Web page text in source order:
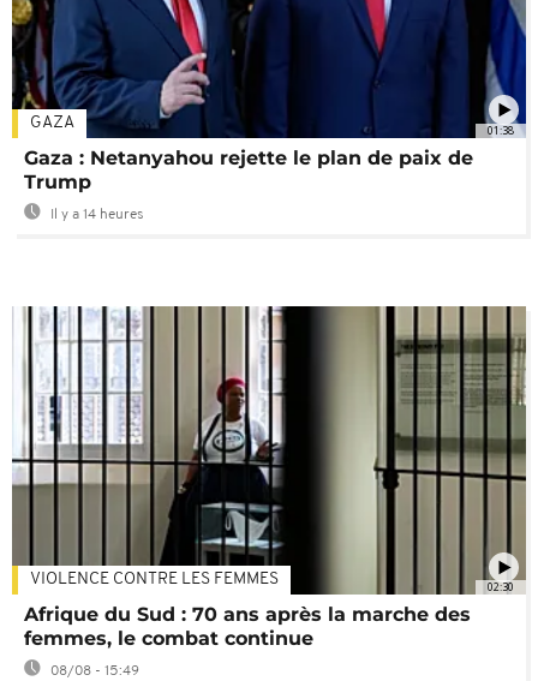
01:38
GAZA
Gaza : Netanyahou rejette le plan de paix de
Trump
Il y a 14 heures
02:30
VIOLENCE CONTRE LES FEMMES
Afrique du Sud : 70 ans après la marche des
femmes, le combat continue
08/08 - 15:49